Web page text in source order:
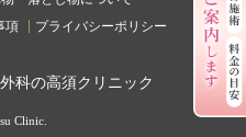
項
プライバシーポリシー
科の高須クリニック
Clinic.